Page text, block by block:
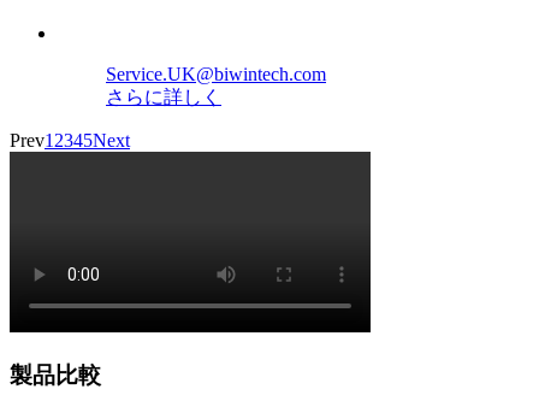
Service.UK@biwintech.com
さらに詳しく
Prev1 2345Next
製品比較